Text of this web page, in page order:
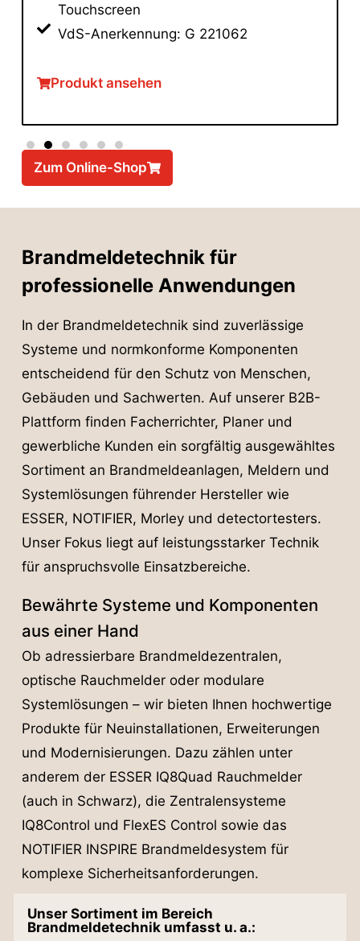
Touchscreen
VdS-Anerkennung: G 221062
Produkt ansehen
Zum Online-Shop
Brand­melde­technik für
professionelle Anwendungen
In der Brandmeldetechnik sind zuverlässige
Systeme und normkonforme Komponenten
entscheidend für den Schutz von Menschen,
Gebäuden und Sachwerten. Auf unserer B2B-
Plattform finden Facherrichter, Planer und
gewerbliche Kunden ein sorgfältig ausgewähltes
Sortiment an Brandmeldeanlagen, Meldern und
Systemlösungen führender Hersteller wie
ESSER, NOTIFIER, Morley und detectortesters.
Unser Fokus liegt auf leistungsstarker Technik
für anspruchsvolle Einsatzbereiche.
Bewährte Systeme und Komponenten
aus einer Hand
Ob adressierbare Brandmeldezentralen,
optische Rauchmelder oder modulare
Systemlösungen – wir bieten Ihnen hochwertige
Produkte für Neuinstallationen, Erweiterungen
und Modernisierungen. Dazu zählen unter
anderem der ESSER IQ8Quad Rauchmelder
(auch in Schwarz), die Zentralensysteme
IQ8Control und FlexES Control sowie das
NOTIFIER INSPIRE Brandmeldesystem für
komplexe Sicherheitsanforderungen.
Unser Sortiment im Bereich
Brandmeldetechnik umfasst u. a.: